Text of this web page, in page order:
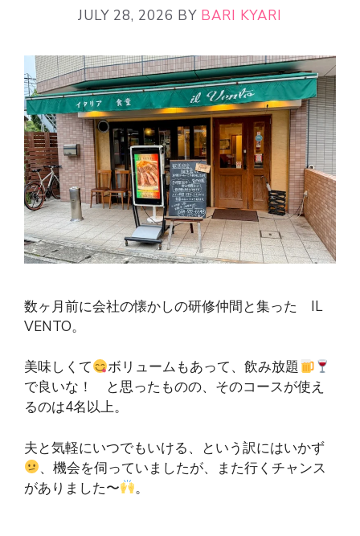
JULY 28, 2026 BY BARI KYARI
数ヶ月前に会社の懐かしの研修仲間と集った IL
VENTO。
美味しくて
ボリュームもあって、飲み放題
で良いな！ と思ったものの、そのコースが使え
るのは4名以上。
夫と気軽にいつでもいける、という訳にはいかず
、機会を伺っていましたが、また行くチャンス
がありました〜
。